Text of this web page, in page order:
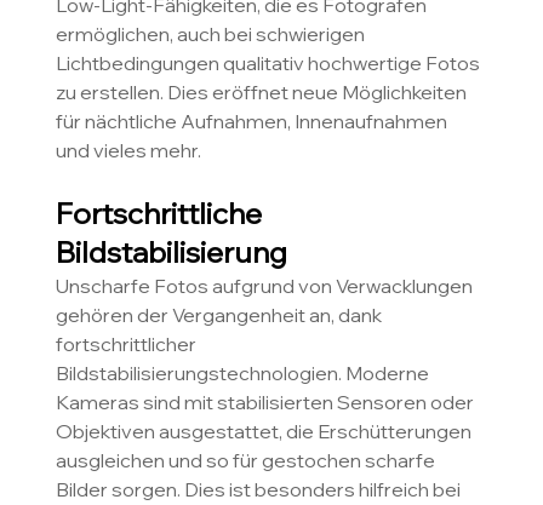
Low-Light-Fähigkeiten, die es Fotografen
ermöglichen, auch bei schwierigen
Lichtbedingungen qualitativ hochwertige Fotos
zu erstellen. Dies eröffnet neue Möglichkeiten
für nächtliche Aufnahmen, Innenaufnahmen
und vieles mehr.
Fortschrittliche
Bildstabilisierung
Unscharfe Fotos aufgrund von Verwacklungen
gehören der Vergangenheit an, dank
fortschrittlicher
Bildstabilisierungstechnologien. Moderne
Kameras sind mit stabilisierten Sensoren oder
Objektiven ausgestattet, die Erschütterungen
ausgleichen und so für gestochen scharfe
Bilder sorgen. Dies ist besonders hilfreich bei